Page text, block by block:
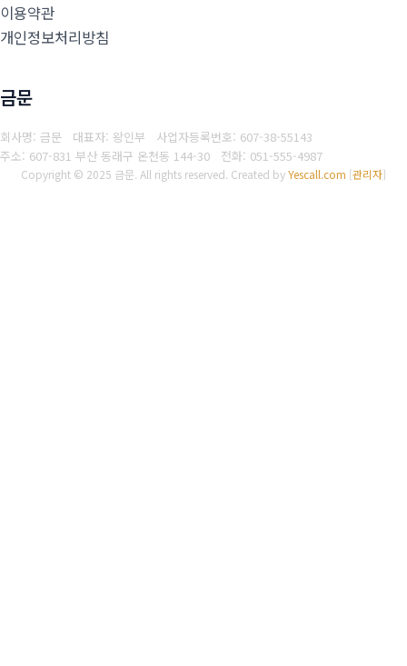
이용약관
개인정보처리방침
금문
회사명: 금문 대표자: 왕인부 사업자등록번호: 607-38-55143
주소: 607-831 부산 동래구 온천동 144-30 전화: 051-555-4987
Copyright © 2025 금문. All rights reserved. Created byYescall.com [관리자]